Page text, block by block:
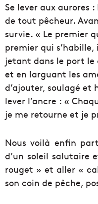
Se lever aux aurores
de tout pêcheur.
survie. « Le premier
premier qui
jetant dans le port le
et en larguant les
d’ajouter, soulagé et
lever l’ancre : «
je me retourne et je
Nous voilà enfin
d’un soleil salutaire
rouget » et aller «
son coin de pêche,